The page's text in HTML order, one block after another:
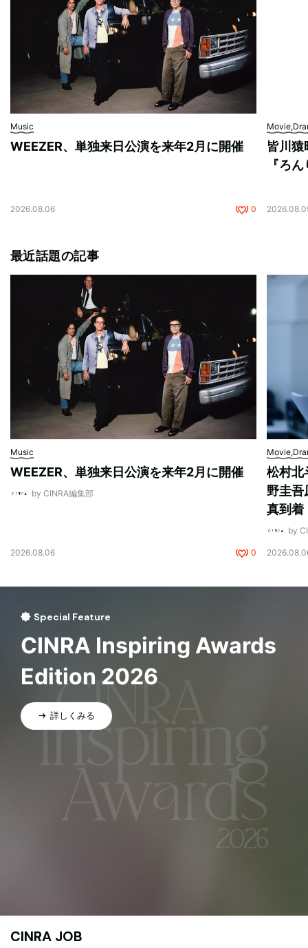
Music
WEEZER、単独来日公演を来年2月に開催
2026.08.06 0
皆川猿
『ろ
最近話題の記事
Music
WEEZER、単独来日公演を来年2月に開催
by CINRA編集部
2026.08.06 0
松村北
野圭吾
真到着
by
Special Feature
CINRA Inspiring Awards
Edition 2026
詳しくみる
CINRA JOB